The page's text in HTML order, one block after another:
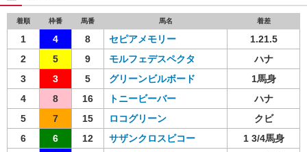
着順 枠番 馬番 馬名 着差
1 4 8 セピアメモリー
1.21.5
2
5 9 モルフェデスペクタ
ハナ
3
3 5 グリーンビルボード
1馬身
4
8 16 トニービーバー
ハナ
5
7 15 ロコグリーン
クビ
6
6 12 サザンクロスビコー
1 3/4馬身